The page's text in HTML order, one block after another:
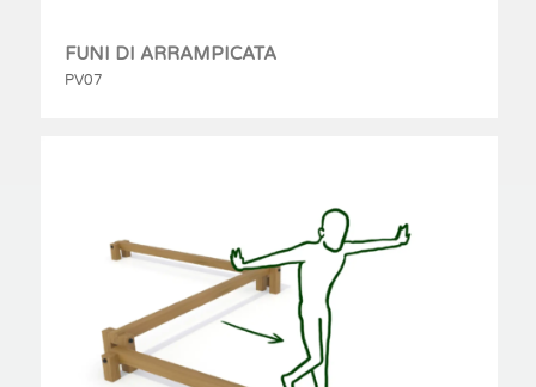
FUNI DI ARRAMPICATA
PV07